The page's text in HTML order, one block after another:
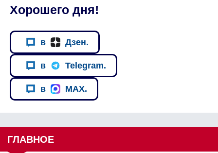
Хорошего дня!
в Дзен.
в Telegram.
в MAX.
ГЛАВНОЕ